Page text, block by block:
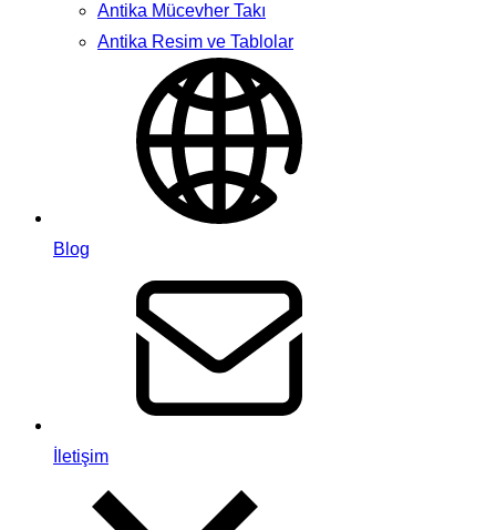
Antika Mücevher Takı
Antika Resim ve Tablolar
Blog
İletişim